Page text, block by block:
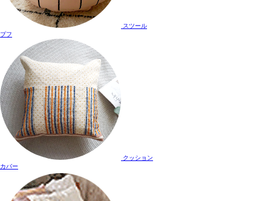
スツール
プフ
クッション
カバー